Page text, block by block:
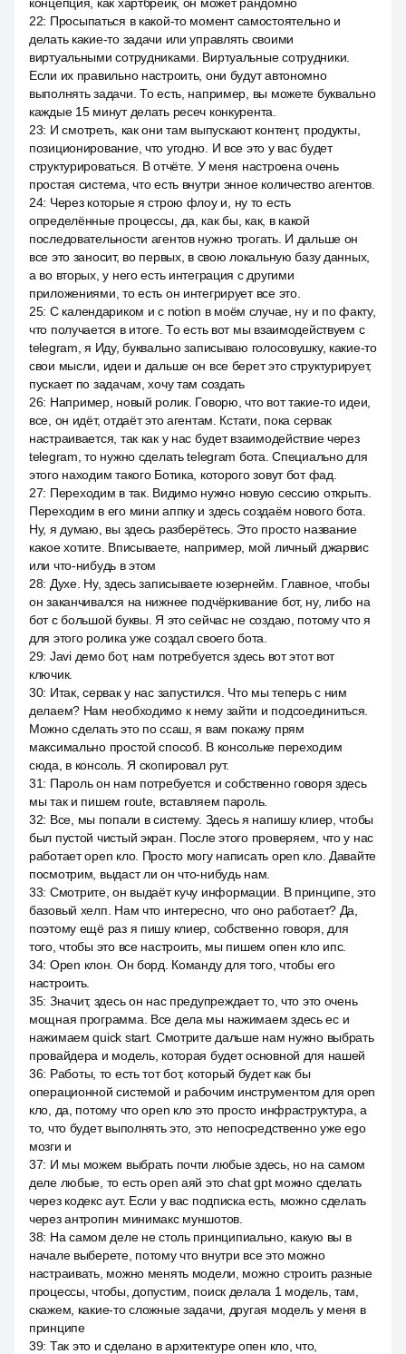
22: Просыпаться в какой-то момент самостоятельно и
делать какие-то задачи или управлять своими
виртуальными сотрудниками. Виртуальные сотрудники.
Если их правильно настроить, они будут автономно
выполнять задачи. То есть, например, вы можете буквально
каждые 15 минут делать ресеч конкурента.
23: И смотреть, как они там выпускают контент, продукты,
позиционирование, что угодно. И все это у вас будет
структурироваться. В отчёте. У меня настроена очень
простая система, что есть внутри энное количество агентов.
24: Через которые я строю флоу и, ну то есть
определённые процессы, да, как бы, как, в какой
последовательности агентов нужно трогать. И дальше он
все это заносит, во первых, в свою локальную базу данных,
а во вторых, у него есть интеграция с другими
приложениями, то есть он интегрирует все это.
25: С календариком и с notion в моём случае, ну и по факту,
что получается в итоге. То есть вот мы взаимодействуем с
telegram, я Иду, буквально записываю голосовушку, какие-то
свои мысли, идеи и дальше он все берет это структурирует,
пускает по задачам, хочу там создать
26: Например, новый ролик. Говорю, что вот такие-то идеи,
все, он идёт, отдаёт это агентам. Кстати, пока сервак
настраивается, так как у нас будет взаимодействие через
telegram, то нужно сделать telegram бота. Специально для
этого находим такого Ботика, которого зовут бот фад.
27: Переходим в так. Видимо нужно новую сессию открыть.
Переходим в его мини аппку и здесь создаём нового бота.
Ну, я думаю, вы здесь разберётесь. Это просто название
какое хотите. Вписываете, например, мой личный джарвис
или что-нибудь в этом
28: Духе. Ну, здесь записываете юзернейм. Главное, чтобы
он заканчивался на нижнее подчёркивание бот, ну, либо на
бот с большой буквы. Я это сейчас не создаю, потому что я
для этого ролика уже создал своего бота.
29: Javi демо бот, нам потребуется здесь вот этот вот
ключик.
30: Итак, сервак у нас запустился. Что мы теперь с ним
делаем? Нам необходимо к нему зайти и подсоединиться.
Можно сделать это по ссаш, я вам покажу прям
максимально простой способ. В консольке переходим
сюда, в консоль. Я скопировал рут.
31: Пароль он нам потребуется и собственно говоря здесь
мы так и пишем route, вставляем пароль.
32: Все, мы попали в систему. Здесь я напишу клиер, чтобы
был пустой чистый экран. После этого проверяем, что у нас
работает open кло. Просто могу написать open кло. Давайте
посмотрим, выдаст ли он что-нибудь нам.
33: Смотрите, он выдаёт кучу информации. В принципе, это
базовый хелп. Нам что интересно, что оно работает? Да,
поэтому ещё раз я пишу клиер, собственно говоря, для
того, чтобы это все настроить, мы пишем опен кло ипс.
34: Open клон. Он борд. Команду для того, чтобы его
настроить.
35: Значит, здесь он нас предупреждает то, что это очень
мощная программа. Все дела мы нажимаем здесь ес и
нажимаем quick start. Смотрите дальше нам нужно выбрать
провайдера и модель, которая будет основной для нашей
36: Работы, то есть тот бот, который будет как бы
операционной системой и рабочим инструментом для open
кло, да, потому что open кло это просто инфраструктура, а
то, что будет выполнять это, это непосредственно уже ego
мозги и
37: И мы можем выбрать почти любые здесь, но на самом
деле любые, то есть open аяй это chat gpt можно сделать
через кодекс аут. Если у вас подписка есть, можно сделать
через антропин минимакс муншотов.
38: На самом деле не столь принципиально, какую вы в
начале выберете, потому что внутри все это можно
настраивать, можно менять модели, можно строить разные
процессы, чтобы, допустим, поиск делала 1 модель, там,
скажем, какие-то сложные задачи, другая модель у меня в
принципе
39: Так это и сделано в архитектуре опен кло, что,